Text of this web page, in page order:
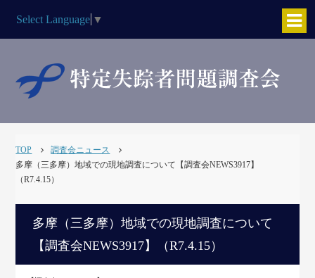
Select Language ▼
TOP
調査会ニュース
多摩（三多摩）地域での現地調査について【調査会NEWS3917】
（R7.4.15）
多摩（三多摩）地域での現地調査について
【調査会NEWS3917】（R7.4.15）